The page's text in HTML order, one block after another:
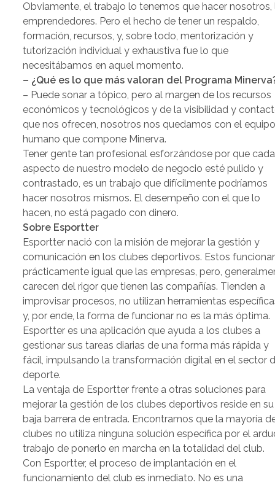
Obviamente, el trabajo lo tenemos que hacer nosotros,
emprendedores. Pero el hecho de tener un respaldo,
formación, recursos, y, sobre todo, mentorización y
tutorización individual y exhaustiva fue lo que
necesitábamos en aquel momento.
– ¿Qué es lo que más valoran del Programa
– Puede sonar a tópico, pero al margen de los recursos
económicos y tecnológicos y de la visibilidad y
que nos ofrecen, nosotros nos quedamos con el
humano que compone Minerva.
Tener gente tan profesional esforzándose por que cada
aspecto de nuestro modelo de negocio esté pulido y
contrastado, es un trabajo que difícilmente podríamos
hacer nosotros mismos. El desempeño con el que lo
hacen, no está pagado con dinero.
Sobre Esportter
Esportter nació con la misión de mejorar la gestión y
comunicación en los clubes deportivos. Estos
prácticamente igual que las empresas, pero,
carecen del rigor que tienen las compañías. Tienden a
improvisar procesos, no utilizan herramientas
y, por ende, la forma de funcionar no es la más óptima.
Esportter es una aplicación que ayuda a los clubes a
gestionar sus tareas diarias de una forma más rápida y
fácil, impulsando la transformación digital en el sector
deporte.
La ventaja de Esportter frente a otras soluciones para
mejorar la gestión de los clubes deportivos reside en su
baja barrera de entrada. Encontramos que la mayoría
clubes no utiliza ninguna solución específica por el
trabajo de ponerlo en marcha en la totalidad del club.
Con Esportter, el proceso de implantación en el
funcionamiento del club es inmediato. No es una